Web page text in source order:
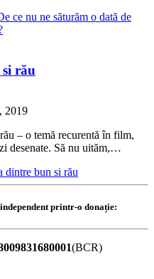
ce nu ne săturăm o dată de
rău
2019
– o temă recurentă în film,
desenate. Să nu uităm,…
dintre bun si rău
printr-o donație:
(BCR)